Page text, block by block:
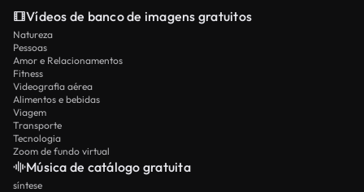
Vídeos de banco de imagens gratuitos
Natureza
Pessoas
Amor e Relacionamentos
Fitness
Videografia aérea
Alimentos e bebidas
Viagem
Transporte
Tecnologia
Zoom de fundo virtual
Música de catálogo gratuita
síntese